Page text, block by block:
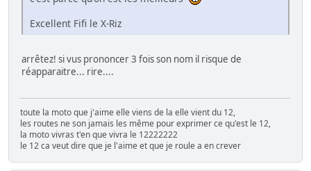
Excellent Fifi le X-Riz
arrêtez! si vus prononcer 3 fois son nom il risque de
réapparaitre... rire....
toute la moto que j'aime elle viens de la elle vient du 12,
les routes ne son jamais les même pour exprimer ce qu'est le 12,
la moto vivras t'en que vivra le 12222222
le 12 ca veut dire que je l'aime et que je roule a en crever